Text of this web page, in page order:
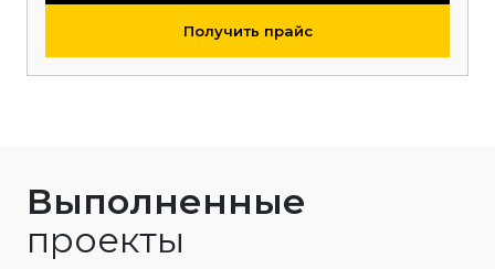
Получить прайс
Выполненные
проекты